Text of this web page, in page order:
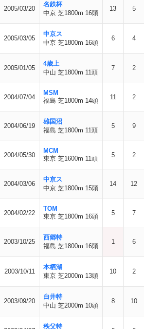
2005/03/20
名鉄杯
中京 芝1800m 16頭
13 5
2005/03/05
中京ス
中京 芝1800m 16頭
6 4
2005/01/05
4歳上
中山 芝1800m 11頭
7 2
2004/07/04
MSM
福島 芝1800m 14頭
11 2
2004/06/19
雄国沼
福島 芝1800m 11頭
5 9
2004/05/30
MCM
東京 芝1600m 11頭
5 2
2004/03/06
中京ス
中京 芝1800m 15頭
14 12
2004/02/22
TOM
東京 芝1800m 16頭
5 7
2003/10/25
西郷特
福島 芝1800m 16頭
1 6
2003/10/11
本栖湖
東京 芝2000m 13頭
10 2
2003/09/20
白井特
中山 芝2000m 10頭
8 10
秩父特